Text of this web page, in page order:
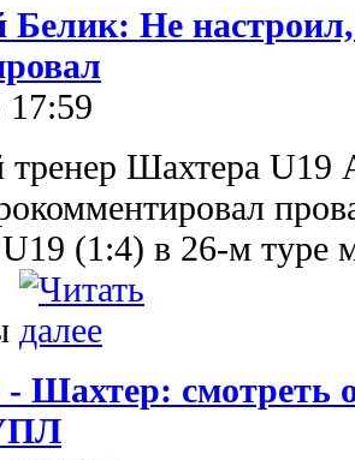
Белик: Не
17:59
тренер Шахтера U19
(1:4) в 26-м туре
Шахтер: смотреть